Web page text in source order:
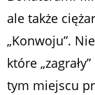
ale także
„Konwoju”.
które
tym miejscu